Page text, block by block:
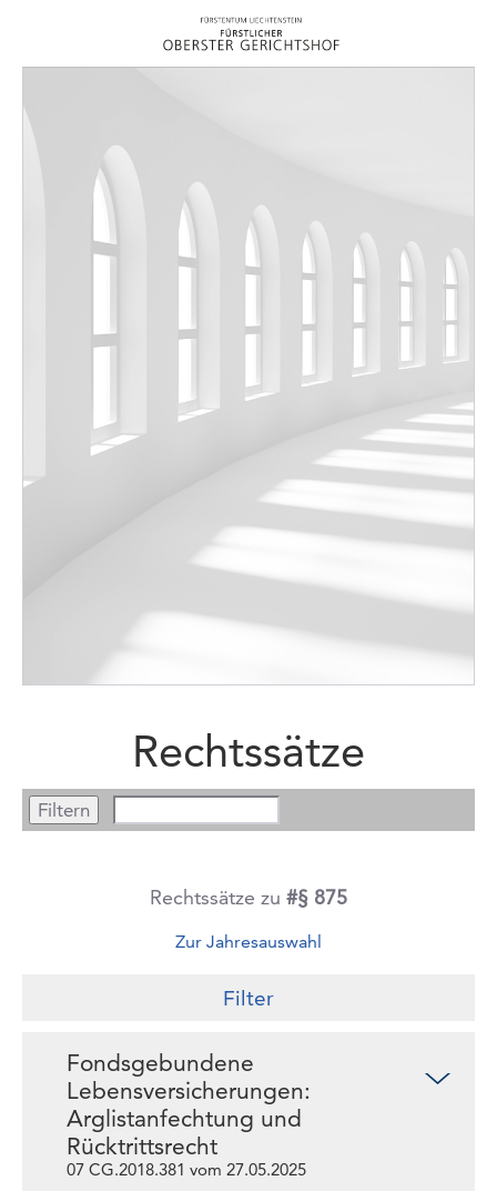
Rechtssätze
Rechtssätze zu #§ 875
Zur Jahresauswahl
Filter
Fondsgebundene
Lebensversicherungen:
Arglistanfechtung und
Rücktrittsrecht
07 CG.2018.381 vom 27.05.2025